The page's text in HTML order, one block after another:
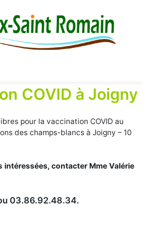
COVID à Joigny
pour la vaccination COVID au
des champs-blancs à Joigny – 10
intéressées, contacter Mme Valérie
03.86.92.48.34.